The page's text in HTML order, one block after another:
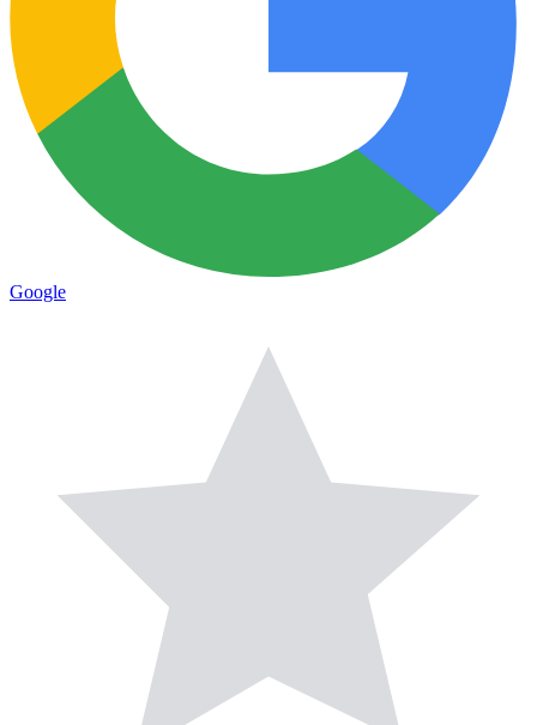
Google